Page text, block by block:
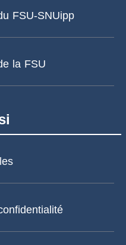
FSU-SNUipp
la FSU